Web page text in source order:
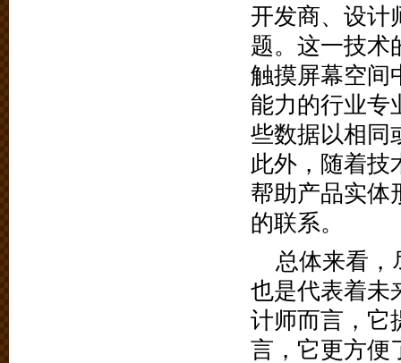
开发商、设计
题。这一技术
触摸屏幕空间
能力的行业专
些数据以相同
此外，随着技
帮助产品实体
的联系。
总体来看，
也是代表着未
计师而言，它
言，它更方便